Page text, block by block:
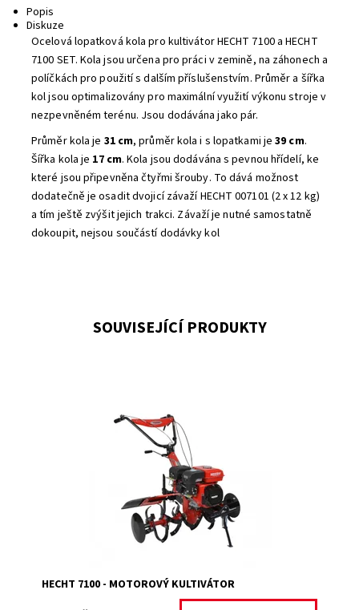
Popis
Diskuze
Ocelová lopatková kola pro kultivátor HECHT 7100 a HECHT
7100 SET. Kola jsou určena pro práci v zemině, na záhonech a
políčkách pro použití s dalším příslušenstvím. Průměr a šířka
kol jsou optimalizovány pro maximální využití výkonu stroje v
nezpevněném terénu. Jsou dodávána jako pár.
Průměr kola je 31 cm, průměr kola i s lopatkami je 39 cm.
Šířka kola je 17 cm. Kola jsou dodávána s pevnou hřídelí, ke
které jsou připevněna čtyřmi šrouby. To dává možnost
dodatečně je osadit dvojicí závaží HECHT 007101 (2 x 12 kg)
a tím ještě zvýšit jejich trakci. Závaží je nutné samostatně
dokoupit, nejsou součástí dodávky kol
SOUVISEJÍCÍ PRODUKTY
Motorový kultivátor s obsahem motoru 208 cm3 a
výkonem 7 HP. Záběr 81/104 cm. Hmotnost 72 kg.
Momentálně nedostupné
2 roky
HECHT 7100 - MOTOROVÝ KULTIVÁTOR